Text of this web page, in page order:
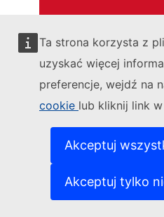
Ta strona korzysta z
uzyskać więcej
preferencje, wejdź na
cookie lub kliknij link
Akceptuj
Akceptuj tylko
Liechtenstein